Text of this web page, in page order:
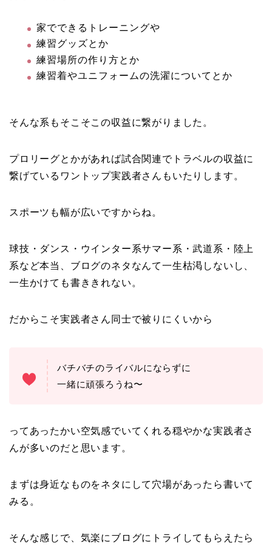
家でできるトレーニングや
練習グッズとか
練習場所の作り方とか
練習着やユニフォームの洗濯についてとか
そんな系もそこそこの収益に繋がりました。
プロリーグとかがあれば試合関連でトラベルの収益に
繋げているワントップ実践者さんもいたりします。
スポーツも幅が広いですからね。
球技・ダンス・ウインター系サマー系・武道系・陸上
系など本当、ブログのネタなんて一生枯渇しないし、
一生かけても書ききれない。
だからこそ実践者さん同士で被りにくいから
バチバチのライバルにならずに
一緒に頑張ろうね〜
ってあったかい空気感でいてくれる穏やかな実践者さ
んが多いのだと思います。
まずは身近なものをネタにして穴場があったら書いて
みる。
そんな感じで、気楽にブログにトライしてもらえたら